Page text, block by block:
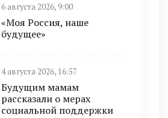
6 августа 2026, 9:00
«Моя Россия, наше
будущее»
4 августа 2026, 16:57
Будущим мамам
рассказали о мерах
социальной поддержки